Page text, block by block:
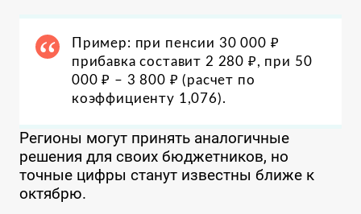
Пример: при пенсии 30 000 ₽
прибавка составит 2 280 ₽, при 50
000 ₽ – 3 800 ₽ (расчет по
коэффициенту 1,076).
Регионы могут принять аналогичные
решения для своих бюджетников, но
точные цифры станут известны ближе к
октябрю.